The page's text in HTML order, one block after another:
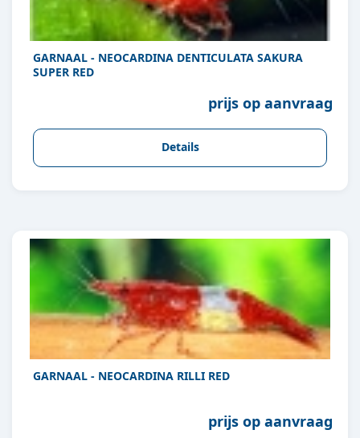
GARNAAL - NEOCARDINA DENTICULATA SAKURA
SUPER RED
prijs op aanvraag
Details
GARNAAL - NEOCARDINA RILLI RED
prijs op aanvraag